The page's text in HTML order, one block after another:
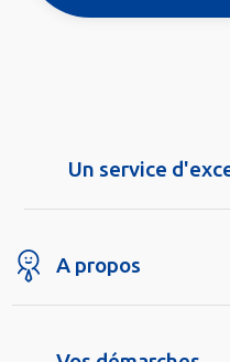
Un service
A propos